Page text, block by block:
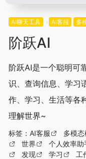
AI聊天工具 AI客服 多
阶跃AI
阶跃AI是一个聪明可
识、查询信息、学习
作、学习、生活等各
理解世界~
标签： AI客服 多模态
世界
个人效率助
发现
学习 工